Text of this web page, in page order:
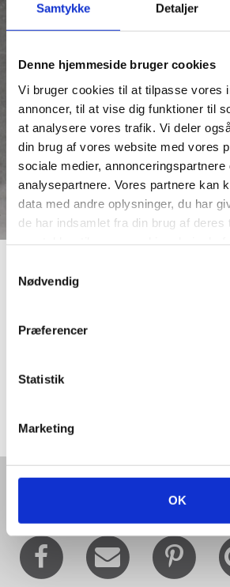
Samtykke Detaljer
Denne hjemmeside bruger cookies
Vi bruger cookies til at tilpasse vores
annoncer, til at vise dig funktioner til
at analysere vores trafik. Vi deler
din brug af vores website med vores
sociale medier, annonceringspartnere
analysepartnere. Vores partnere kan
data med andre oplysninger, du har
de har indsamlet fra din brug af deres
Nødvendig
Præferencer
Statistik
Marketing
OK
Aalborgvej
Aalborgvej optræder første gang i
Billedet med cyklisten er fra
hjørnet af Aalborgvej (i dag Gl.
Del denne artikel